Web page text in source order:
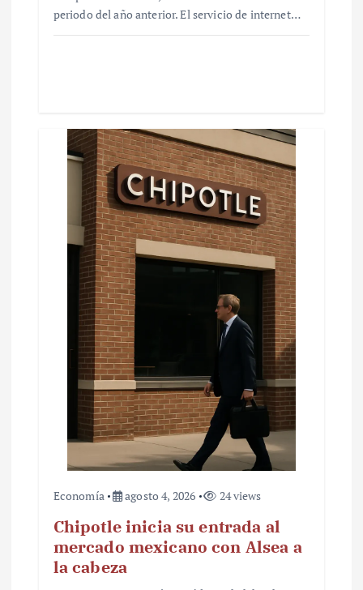
periodo del año anterior. El servicio de internet…
Economía agosto 4, 2026 24 views
Chipotle inicia su entrada al
mercado mexicano con Alsea a
la cabeza